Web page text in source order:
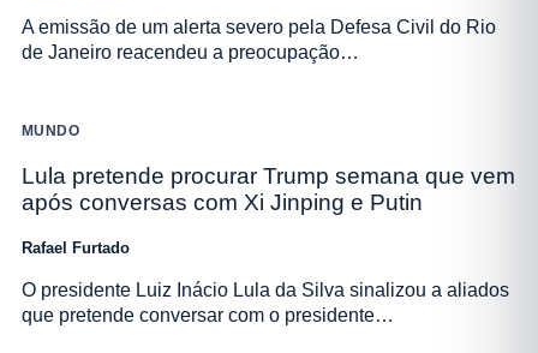
A emissão de um alerta severo pela Defesa Civil do Rio
de Janeiro reacendeu a preocupação…
MUNDO
Lula pretende procurar Trump semana que vem
após conversas com Xi Jinping e Putin
Rafael Furtado
O presidente Luiz Inácio Lula da Silva sinalizou a aliados
que pretende conversar com o presidente…